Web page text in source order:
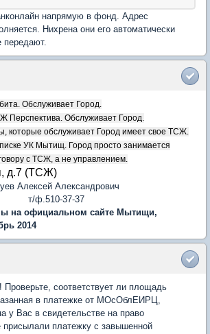
напрямую в фонд. Адрес
Нихрена они его автоматически
Обслуживает Город.
Перспектива. Обслуживает Город.
которые обслуживает Город имеет свое ТСЖ.
УК Мытищ. Город просто занимается
с ТСЖ, а не управлением.
д.7 (ТСЖ)
Алексей Александрович
т/ф.510-37-37
на официальном сайте Мытищи,
2014
соответствует ли площадь
в платежке от МОсОблЕИРЦ,
у Вас в свидетельстве на право
присылали платежку с завышенной